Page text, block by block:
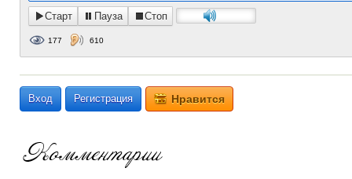
Старт Пауза Стоп
177 610
Вход Регистрация Нравится